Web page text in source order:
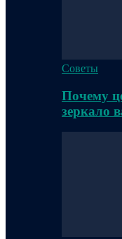
Советы
Почему
зеркало